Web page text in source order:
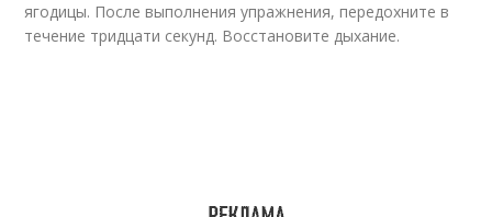
ягодицы. После выполнения упражнения, передохните в
течение тридцати секунд. Восстановите дыхание.